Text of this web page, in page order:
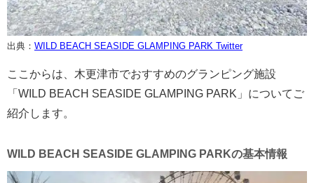
出典： WILD BEACH SEASIDE GLAMPING PARK Twitter
ここからは、木更津市でおすすめのグランピング施設
「WILD BEACH SEASIDE GLAMPING PARK」についてご
紹介します。
WILD BEACH SEASIDE GLAMPING PARKの基本情報